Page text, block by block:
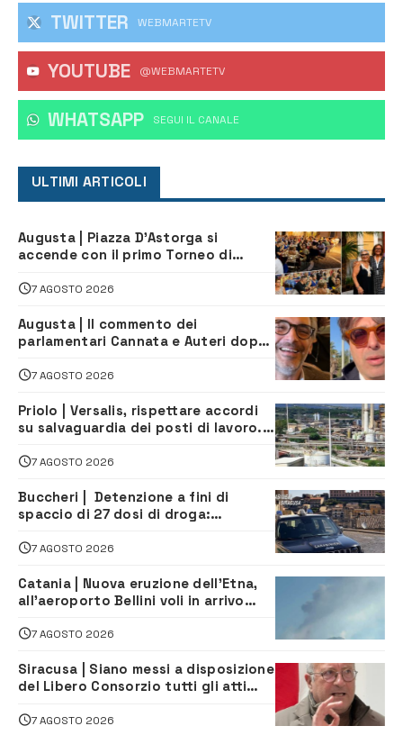
TWITTER WEBMARTETV
YOUTUBE @WEBMARTETV
WHATSAPP ‎SEGUI IL CANALE
ULTIMI ARTICOLI
Augusta | Piazza D’Astorga si
accende con il primo Torneo di
7 AGOSTO 2026
Augusta | Il commento dei
parlamentari Cannata e Auteri dopo
depuratore
7 AGOSTO 2026
Priolo | Versalis, rispettare accordi
su salvaguardia dei posti di lavoro. Il
7 AGOSTO 2026
Buccheri | Detenzione a fini di
spaccio di 27 dosi di droga:
7 AGOSTO 2026
Catania | Nuova eruzione dell’Etna,
all’aeroporto Bellini voli in arrivo
7 AGOSTO 2026
Siracusa | Siano messi a disposizione
del Libero Consorzio tutti gli atti
7 AGOSTO 2026